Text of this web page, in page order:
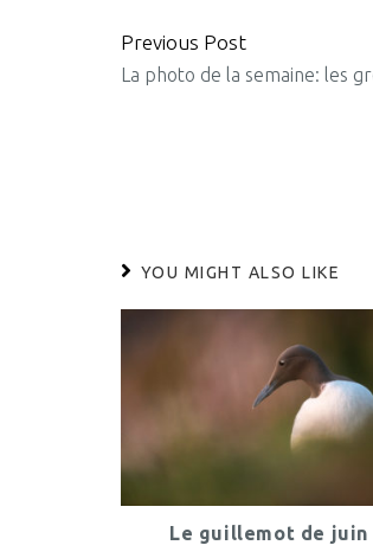
CONTINUE
READING
Previous Post
La photo de la semaine: les
YOU MIGHT ALSO LIKE
Le guillemot de juin